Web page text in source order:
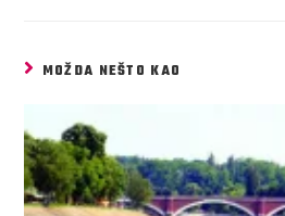
MOŽDA NEŠTO KAO